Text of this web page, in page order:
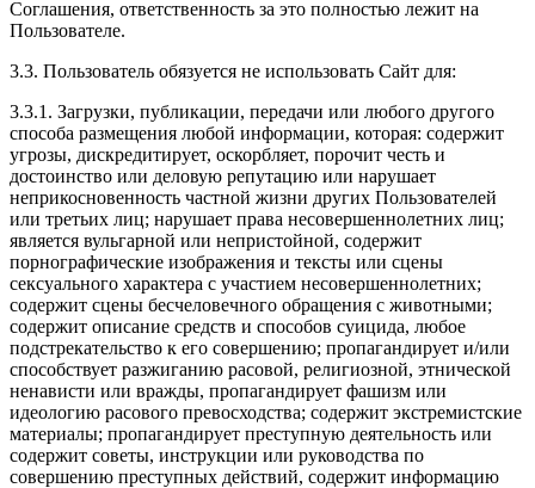
Соглашения, ответственность за это полностью лежит на
Пользователе.
3.3. Пользователь обязуется не использовать Сайт для:
3.3.1. Загрузки, публикации, передачи или любого другого
способа размещения любой информации, которая: содержит
угрозы, дискредитирует, оскорбляет, порочит честь и
достоинство или деловую репутацию или нарушает
неприкосновенность частной жизни других Пользователей
или третьих лиц; нарушает права несовершеннолетних лиц;
является вульгарной или непристойной, содержит
порнографические изображения и тексты или сцены
сексуального характера с участием несовершеннолетних;
содержит сцены бесчеловечного обращения с животными;
содержит описание средств и способов суицида, любое
подстрекательство к его совершению; пропагандирует и/или
способствует разжиганию расовой, религиозной, этнической
ненависти или вражды, пропагандирует фашизм или
идеологию расового превосходства; содержит экстремистские
материалы; пропагандирует преступную деятельность или
содержит советы, инструкции или руководства по
совершению преступных действий, содержит информацию